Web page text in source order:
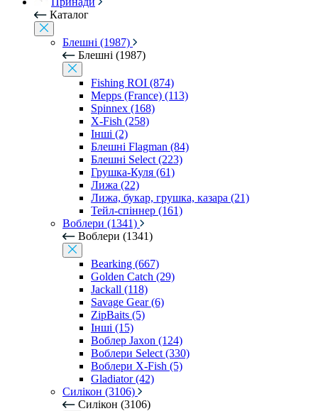
Каталог
Блешні (1987)
Блешні (1987)
Fishing ROI (874)
Mepps (France) (113)
Spinnex (168)
X-Fish (258)
Інші (2)
Блешні Flagman (84)
Блешні Select (223)
Грушка-Куля (61)
Лижа (22)
Лижа, букар, грушка, казара (21)
Тейл-спіннер (161)
Воблери (1341)
Воблери (1341)
Bearking (667)
Golden Catch (29)
Jackall (118)
Savage Gear (6)
ZipBaits (5)
Інші (15)
Воблер Jaxon (124)
Воблери Select (330)
Воблери X-Fish (5)
Gladiator (42)
Силікон (3106)
Силікон (3106)